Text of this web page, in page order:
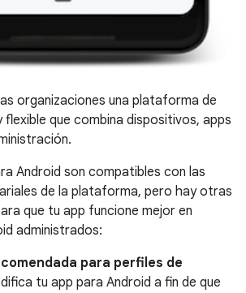
organizaciones una plataforma de
flexible que combina dispositivos, apps
Android son compatibles con las
de la plataforma, pero hay otras
que tu app funcione mejor en
administrados:
para perfiles de
tu app para Android a fin de que